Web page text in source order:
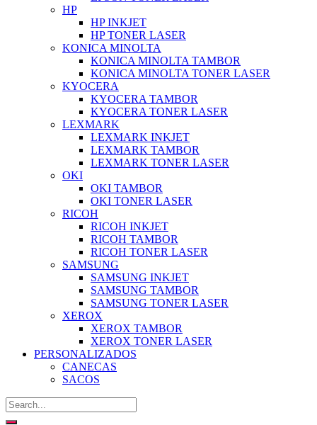
HP
HP INKJET
HP TONER LASER
KONICA MINOLTA
KONICA MINOLTA TAMBOR
KONICA MINOLTA TONER LASER
KYOCERA
KYOCERA TAMBOR
KYOCERA TONER LASER
LEXMARK
LEXMARK INKJET
LEXMARK TAMBOR
LEXMARK TONER LASER
OKI
OKI TAMBOR
OKI TONER LASER
RICOH
RICOH INKJET
RICOH TAMBOR
RICOH TONER LASER
SAMSUNG
SAMSUNG INKJET
SAMSUNG TAMBOR
SAMSUNG TONER LASER
XEROX
XEROX TAMBOR
XEROX TONER LASER
PERSONALIZADOS
CANECAS
SACOS